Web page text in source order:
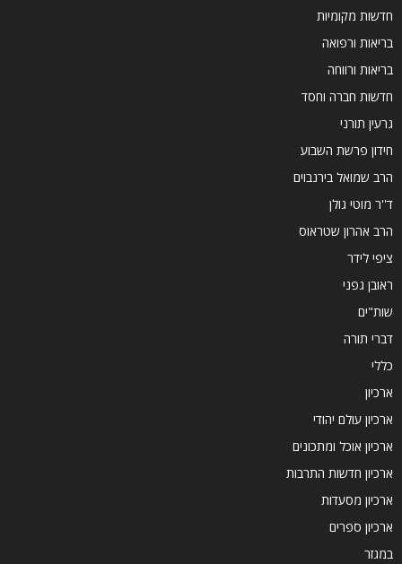
חדשות מקומיות
בריאות ורפואה
בריאות ורווחה
חדשות חברה וחסד
גרעין תורני
חידון פרשת השבוע
הרב שמואל בירנבוים
ד''ר מוטי גולן
הרב אהרון שטראוס
ציפי לידר
ראובן גפני
שות"ים
דברי תורה
כללי
ארכיון
ארכיון עולם יהודי
ארכיון אוכל ומתכונים
ארכיון חדשות התרבות
ארכיון מסעדות
ארכיון ספרים
במגזר